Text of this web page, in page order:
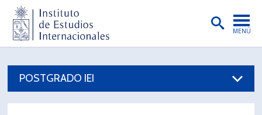
MENÚ
POSTGRADO IEI